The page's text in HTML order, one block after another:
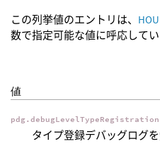
この列挙値のエントリは、
数で指定可能な値に呼応してい
値
pdg.debugLevelTypeRegistration
タイプ登録デバッグログを